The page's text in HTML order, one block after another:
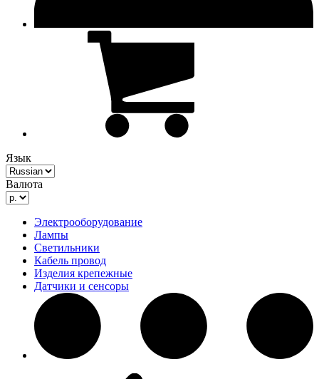
Язык
Валюта
Электрооборудование
Лампы
Светильники
Кабель провод
Изделия крепежные
Датчики и сенсоры